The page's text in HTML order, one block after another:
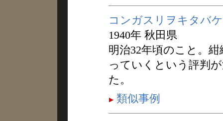
コンガスリヲキタバ
1940年 秋田県
明治32年頃のこと。
っていくという評判
た。
類似事例